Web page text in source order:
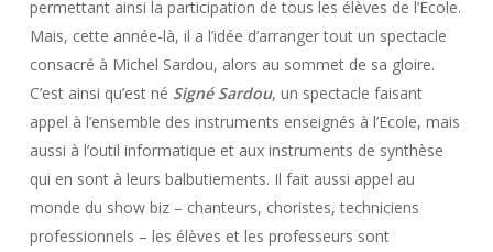
permettant ainsi la participation de tous les élèves de l’Ecole.
Mais, cette année-là, il a l’idée d’arranger tout un spectacle
consacré à Michel Sardou, alors au sommet de sa gloire.
C’est ainsi qu’est né Signé Sardou, un spectacle faisant
appel à l’ensemble des instruments enseignés à l’Ecole, mais
aussi à l’outil informatique et aux instruments de synthèse
qui en sont à leurs balbutiements. Il fait aussi appel au
monde du show biz – chanteurs, choristes, techniciens
professionnels – les élèves et les professeurs sont